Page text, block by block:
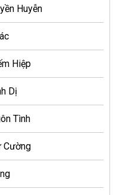
Huyễn
Hiệp
Dị
Tình
Cường